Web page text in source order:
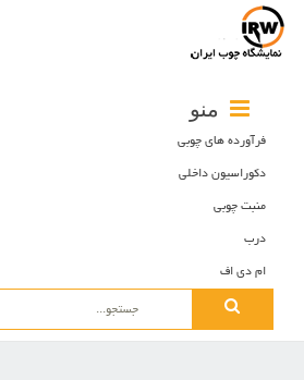
منو
فرآورده های چوبی
دکوراسیون داخلی
منبت چوبی
درب
ام دی اف
Search